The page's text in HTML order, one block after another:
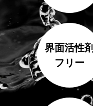
界面活性剤
フリー